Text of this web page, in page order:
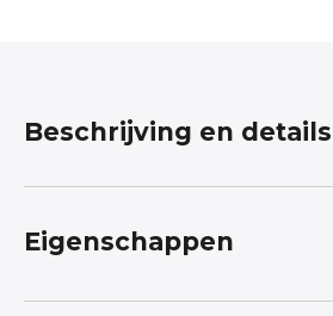
Beschrijving en details
Het Knusse Hart: Babyjasje
Eigenschappen